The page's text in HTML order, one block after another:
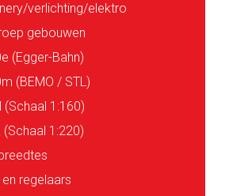
verlichting/elektro
gebouwen
(Egger-Bahn)
(BEMO / STL)
1:160)
1:220)
regelaars